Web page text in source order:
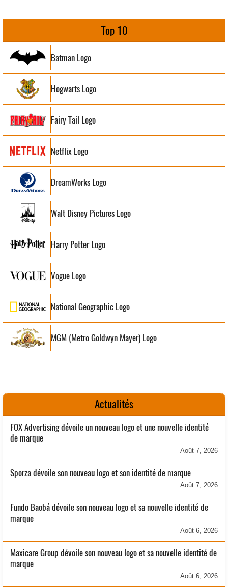
Top 10
Batman Logo
Hogwarts Logo
Fairy Tail Logo
Netflix Logo
DreamWorks Logo
Walt Disney Pictures Logo
Harry Potter Logo
Vogue Logo
National Geographic Logo
MGM (Metro Goldwyn Mayer) Logo
Actualités
FOX Advertising dévoile un nouveau logo et une nouvelle identité
de marque
Août 7, 2026
Sporza dévoile son nouveau logo et son identité de marque
Août 7, 2026
Fundo Baobá dévoile son nouveau logo et sa nouvelle identité de
marque
Août 6, 2026
Maxicare Group dévoile son nouveau logo et sa nouvelle identité de
marque
Août 6, 2026